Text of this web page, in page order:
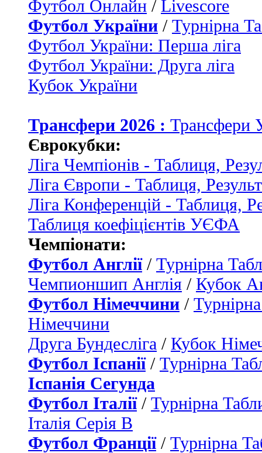
Футбол Онлайн / Livescore
Футбол України / Турнірна
Футбол України: Перша ліга
Футбол України: Друга ліга
Кубок України
Трансфери 2026 : Трансфери
Єврокубки:
Ліга Чемпіонів - Таблиця,
Ліга Європи - Таблиця,
Ліга Конференцій - Таблиця,
Таблиця коефіцієнтів УЄФА
Чемпіонати:
Футбол Англії/ Турнірна
Чемпионшип Англія / Кубок
Футбол Німеччини /
Німеччини
Друга Бундесліга / Кубок
Футбол Іспанії/ Турнірна
Іспанія Сегунда
Футбол Італії/ Турнірна
Італія Серія B
Футбол Франції/ Турнірна